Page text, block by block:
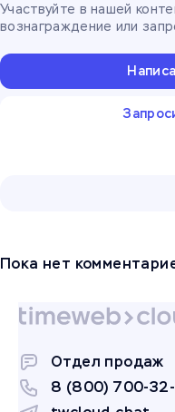
Участвуйте в нашей
вознаграждение или
Пока нет
Отдел продаж
8 (800) 700-